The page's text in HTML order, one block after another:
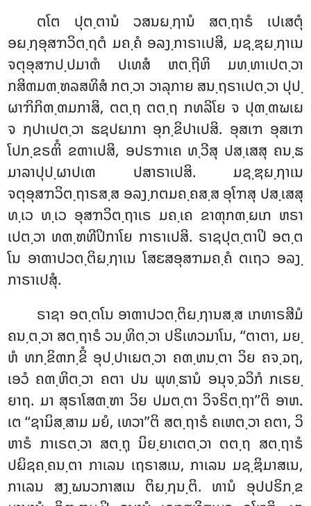
ຕໂຕ ປຸຕ຺ຕານໍ ວສນຏ຺ຐານໍ ສຕ຺ຖາຣໍ ເປເສຕຸໍ
ອຏ຺ຐອຸສຠວິຕ຺ຖຕໍ ມຄ຺ຄໍ ອລງ຺ກາຣາເປສິ, ມຊ຺ຌຏ຺ຐາເນ
ຈຕຸອຸສຠປ຺ປມາຓໍ ປເທສໍ ຫຕ຺ຖີຫິ ມທ຺ທາເປຕ຺ວາ
ກສິຓມຓ຺ຑລສທິສໍ ກຕ຺ວາ ວາລຸກາຍ ສນ຺ຖຣາເປຕ຺ວາ ປຸປ຺
ຜາຠິກິຓ຺ຓມກາສິ, ຕຕ຺ຖ ຕຕ຺ຖ ກທລິໂຍ ຈ ປຸຓ຺ຓຆເຏ
ຈ ຐປາເປຕ຺ວາ ຘຊປຏາກາ ອຸກ຺ຂິປາເປສິ. ອຸສເຠ ອຸສເຠ
ໂປກ຺ຂຣຓິໍ ຂຓາເປສິ, ອປຣຠາເຄ ທ຺ວີສຸ ປສ຺ເສສຸ ຄນ຺ຘ
ມາລາປຸປ຺ຜາປເຓ ປສາຣາເປສິ. ມຊ຺ຌຏ຺ຐາເນ
ຈຕຸອຸສຠວິຕ຺ຖາຣສ຺ສ ອລງ຺ກຕມຄ຺ຄສ຺ສ ອຸໂຠສຸ ປສ຺ເສສຸ
ທ຺ເວ ທ຺ເວ ອຸສຠວິຕ຺ຖາເຣ ມຄ຺ເຄ ຂາຓຸກຓ຺ຏເກ ຫຣາ
ເປຕ຺ວາ ທຓ຺ຑທີປິກາໂຍ ກາຣາເປສິ. ຣາຊປຸຕ຺ຕາປິ ອຕ຺ຕ
ໂນ ອາຓາປວຕ຺ຕິຏ຺ຐາເນ ໂສຬສອຸສຠມຄ຺ຄໍ ຕເຖວ ອລງ຺
ກາຣາເປສຸໍ.
ຣາຊາ ອຕ຺ຕໂນ ອາຓາປວຕ຺ຕິຏ຺ຐານສ຺ສ ເກທາຣສີມໍ
ຄນ຺ຕ຺ວາ ສຕ຺ຖາຣໍ ວນ຺ທິຕ຺ວາ ປຣິເທວມາໂນ, ‘‘ຕາຕາ, ມຍ຺
ຫໍ ທກ຺ຂິຓກ຺ຂິໍ ອຸປ຺ປາເຏຕ຺ວາ ຄຓ຺ຫນ຺ຕາ ວິຍ ຄຈ຺ຉຖ,
ເອວໍ ຄຓ຺ຫິຕ຺ວາ ຄຕາ ປນ ພຸທ຺ຘານໍ ອນຸຈ຺ຉວິກໍ ກເຣຍ຺
ຍາຖ. ມາ ສຸຣາໂສຓ຺ຑາ ວິຍ ປມຕ຺ຕາ ວິຈຣິຕ຺ຖາ’’ຕິ ອາຫ.
ເຕ ‘‘ຊານິສ຺ສາມ ມຍໍ, ເທວາ’’ຕິ ສຕ຺ຖາຣໍ ຄເຫຕ຺ວາ ຄຕາ, ວິ
ຫາຣໍ ກາເຣຕ຺ວາ ສຕ຺ຖຸ ນິຍ຺ຍາເຕຕ຺ວາ ຕຕ຺ຖ ສຕ຺ຖາຣໍ
ປຏິຊຄ຺ຄນ຺ຕາ ກາເລນ ເຖຣາສເນ, ກາເລນ ມຊ຺ຌິມາສເນ,
ກາເລນ ສງ຺ຆນວກາສເນ ຕິຏ຺ຐນ຺ຕິ. ທານໍ ອຸປປຣິກ຺ຂ